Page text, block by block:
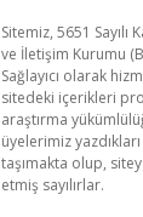
Sitemiz, 5651
ve İletişim Kurumu
Sağlayıcı olarak
sitedeki içerikleri
araştırma
üyelerimiz
taşımakta olup,
etmiş sayılırlar.